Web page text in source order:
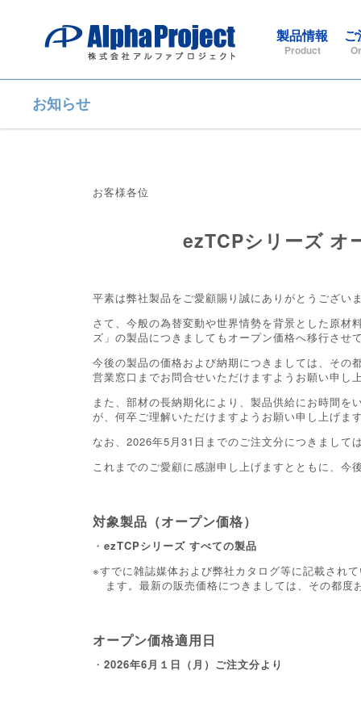
製品情報
Product
ご
お知らせ
お客様各位
ezTCPシリーズ オ
平素は弊社製品をご愛顧賜り誠にありがとうござい
さて、今般の為替変動や世界情勢を背景とした原
ズ」の製品につきましてもオープン価格へ移行させ
今後の製品の価格および納期につきましては、その
営業窓口までお問合せいただけますようお願い申し
また、部材の長納期化により、製品供給にお時間
が、何卒ご理解いただけますようお願い申し上げま
なお、2026年5月31日までのご注文分につきまして
これまでのご愛顧に感謝申し上げますとともに、
対象製品（オープン価格）
・ ezTCPシリーズ すべての製品
すでに雑誌媒体および弊社カタログ等に記載され
ます。最新の販売価格につきましては、その都
オープン価格適用日
・ 2026年6月１日（月）ご注文分より